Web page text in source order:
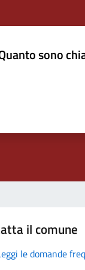
sono
il comune
le domande